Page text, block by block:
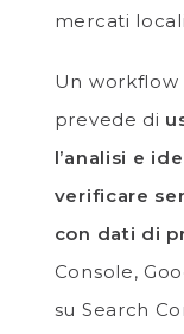
mercati
Un
prevede di
l’analisi e
verificare
con dati di
Console,
su Search